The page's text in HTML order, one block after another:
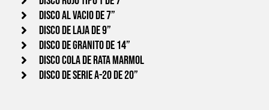
Disco al vacio de 7”
Disco de laja de 9”
Disco de granito de 14”
Disco cola de rata Marmol
Disco de serie A-20 de 20”